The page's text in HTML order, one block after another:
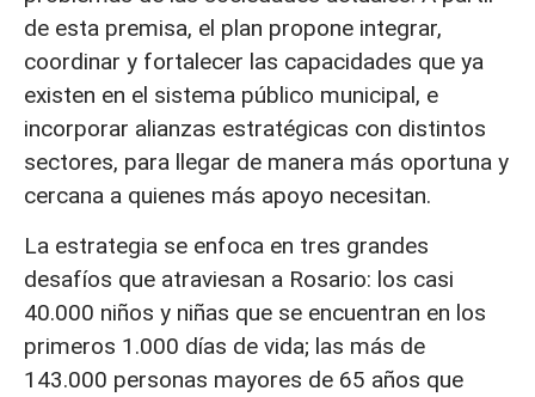
de esta premisa, el plan propone integrar,
coordinar y fortalecer las capacidades que ya
existen en el sistema público municipal, e
incorporar alianzas estratégicas con distintos
sectores, para llegar de manera más oportuna y
cercana a quienes más apoyo necesitan.
La estrategia se enfoca en tres grandes
desafíos que atraviesan a Rosario: los casi
40.000 niños y niñas que se encuentran en los
primeros 1.000 días de vida; las más de
143.000 personas mayores de 65 años que